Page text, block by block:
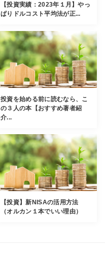
【投資実績：2023年１月】やっ
ぱりドルコスト平均法が正...
投資を始める前に読むなら、こ
の３人の本【おすすめ著者紹
介...
【投資】新NISAの活用方法
（オルカン１本でいい理由）